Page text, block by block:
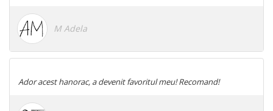
M Adela
Ador acest hanorac, a devenit favoritul meu! Recomand!